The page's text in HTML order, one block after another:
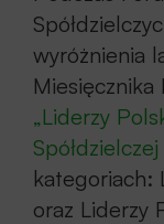
online:
wyróżnienia
Miesięcznika
„Liderzy
Spółdzielczej
kategoriach:
oraz Liderzy